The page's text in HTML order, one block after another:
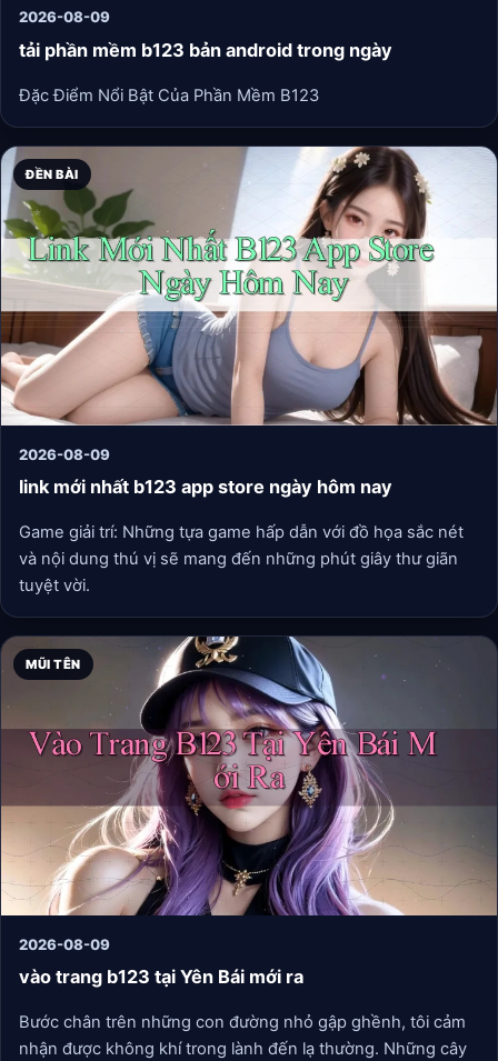
2026-08-09
tải phần mềm b123 bản android trong ngày
Đặc Điểm Nổi Bật Của Phần Mềm B123
ĐỀN BÀI
2026-08-09
link mới nhất b123 app store ngày hôm nay
Game giải trí: Những tựa game hấp dẫn với đồ họa sắc nét
và nội dung thú vị sẽ mang đến những phút giây thư giãn
tuyệt vời.
MŨI TÊN
2026-08-09
vào trang b123 tại Yên Bái mới ra
Bước chân trên những con đường nhỏ gập ghềnh, tôi cảm
nhận được không khí trong lành đến lạ thường. Những cây